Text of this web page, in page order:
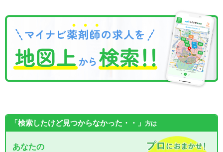
「検索したけど見つからなかった・・」 方は
あなたの